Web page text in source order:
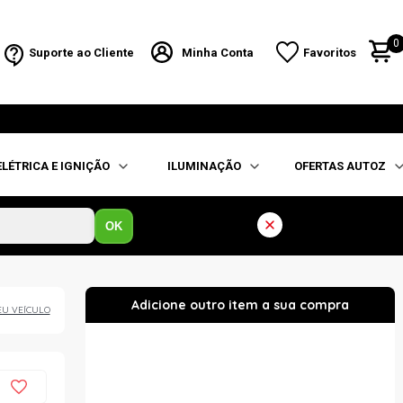
Suporte ao Cliente Minha Conta Favoritos
0
E IGNIÇÃO ILUMINAÇÃO OFERTAS AUTOZ
OK
VEÍCULO